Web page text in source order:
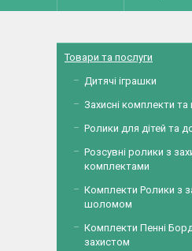
Товари та послуги
Дитячі іграшки
Захисні комплекти
Ролики для дітей та
Розсувні ролики з
комплектами
Комплекти Ролики з
шоломом
Комплекти Пенні
захистом